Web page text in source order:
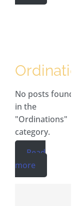
No posts found
in the
"Ordinations"
category.
Read
more